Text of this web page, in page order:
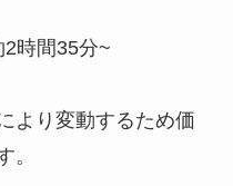
時間35分~
より変動するため価
。